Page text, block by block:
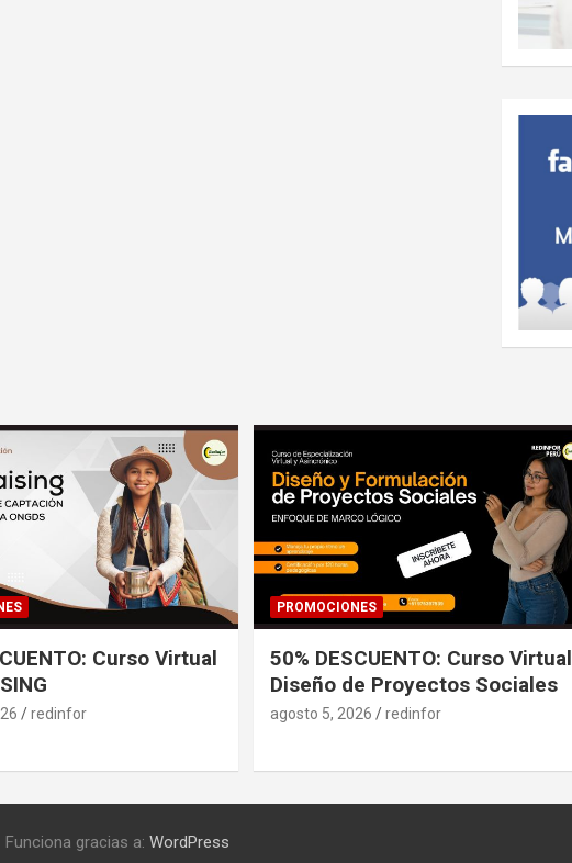
Curso Virtual
redinfor
PROMOCIONES
50% DESCUENTO: Curso Virtual
Diseño de Proyectos Sociales
agosto 5, 2026 redinfor
Funciona gracias a: WordPress